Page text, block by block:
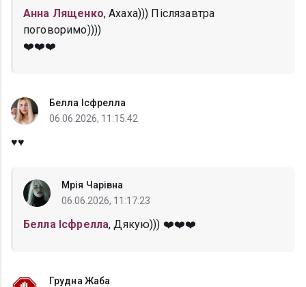
Анна Лященко, Ахаха))) Післязавтра
поговоримо))))
❤️❤️❤️
Белла Ісфрелла
06.06.2026, 11:15:42
♥️♥️
Мрія Чарівна
06.06.2026, 11:17:23
Белла Ісфрелла, Дякую))) ❤️❤️❤️
Грудна Жаба